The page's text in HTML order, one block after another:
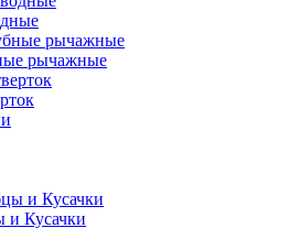
рычажные
и Кусачки